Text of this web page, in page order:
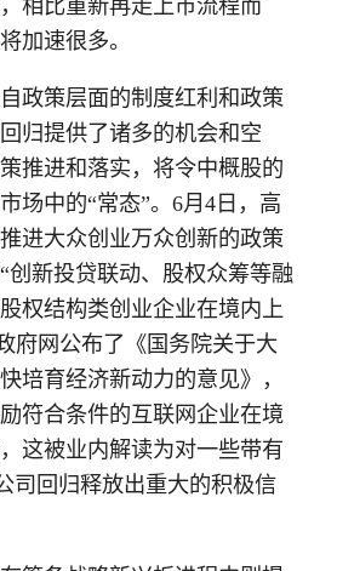
相比重新再走上市流程而
加速很多。
政策层面的制度红利和政策
归提供了诸多的机会和空
推进和落实，将令中概股的
场中的“常态”。6月4日，高
进大众创业万众创新的政策
创新投贷联动、股权众筹等融
权结构类创业企业在境内上
府网公布了《国务院关于大
培育经济新动力的意见》，
符合条件的互联网企业在境
这被业内解读为对一些带有
司回归释放出重大的积极信